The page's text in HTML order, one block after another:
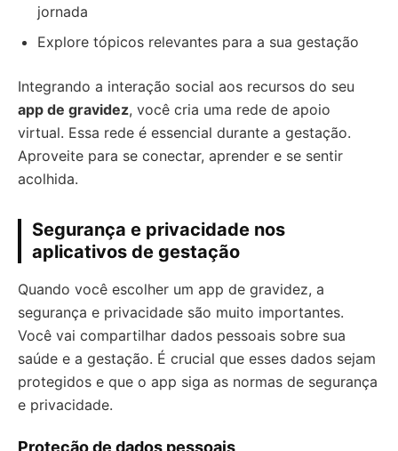
jornada
Explore tópicos relevantes para a sua gestação
Integrando a interação social aos recursos do seu
app de gravidez, você cria uma rede de apoio
virtual. Essa rede é essencial durante a gestação.
Aproveite para se conectar, aprender e se sentir
acolhida.
Segurança e privacidade nos
aplicativos de gestação
Quando você escolher um app de gravidez, a
segurança e privacidade são muito importantes.
Você vai compartilhar dados pessoais sobre sua
saúde e a gestação. É crucial que esses dados sejam
protegidos e que o app siga as normas de segurança
e privacidade.
Proteção de dados pessoais